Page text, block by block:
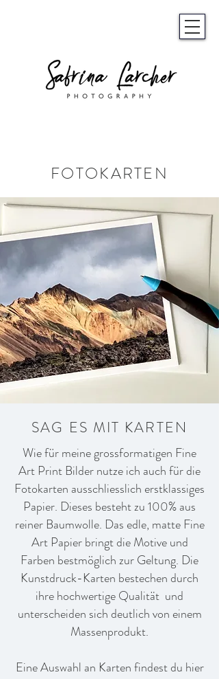
FOTOKARTEN
SAG ES MIT KARTEN
Wie für meine grossformatigen Fine
Art Print Bilder nutze ich auch für die
Fotokarten ausschliesslich erstklassiges
Papier. Dieses besteht zu 100% aus
reiner Baumwolle. Das edle, matte Fine
Art Papier bringt die Motive und
Farben bestmöglich zur Geltung. Die
Kunstdruck-Karten bestechen durch
ihre hochwertige Qualität und
unterscheiden sich deutlich von einem
Massenprodukt.
Eine Auswahl an Karten findest du hier